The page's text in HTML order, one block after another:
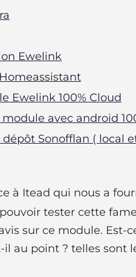
Ewelink
Ewelink 100% Cloud
avec android
Sonofflan ( local
à Itead qui nous a
tester cette
sur ce module. Est-
il au point ? telles sont